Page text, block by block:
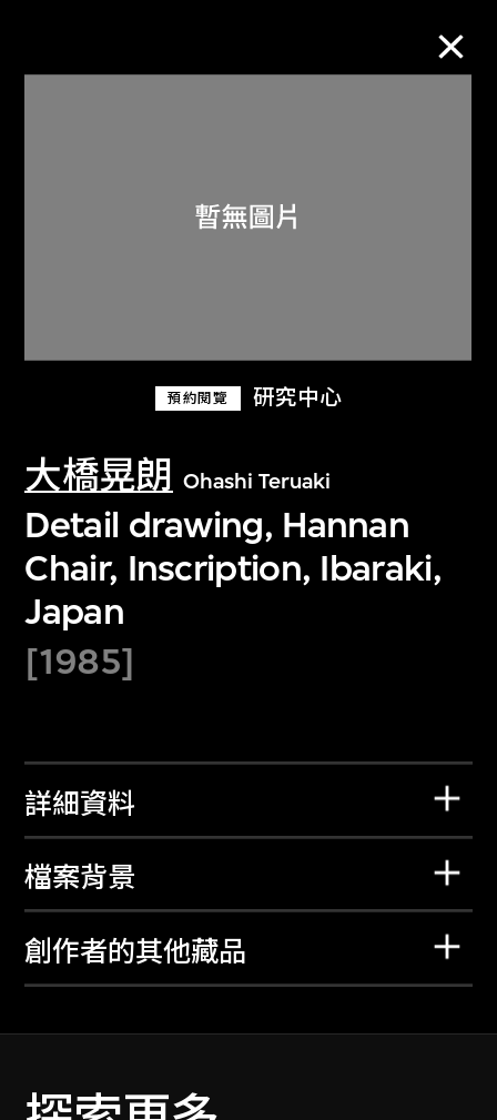
預約閱覽 研究中心
大橋晃朗 Ohashi Teruaki
Detail drawing, Hannan
Chair, Inscription, Ibaraki,
Japan
[1985]
詳細資料
檔案背景
創作者的其他藏品
關於M+藏品
探索世界頂級的二十及二十一世紀視覺
文化藏品。